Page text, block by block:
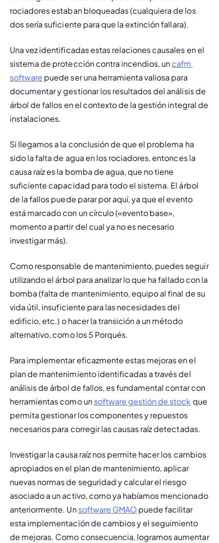
rociadores estaban bloqueadas (cualquiera de los
dos sería suficiente para que la extinción fallara).
Una vez identificadas estas relaciones causales en el
sistema de protección contra incendios, un cafm
software puede ser una herramienta valiosa para
documentar y gestionar los resultados del análisis de
árbol de fallos en el contexto de la gestión integral de
instalaciones.
Si llegamos a la conclusión de que el problema ha
sido la falta de agua en los rociadores, entonces la
causa raíz es la bomba de agua, que no tiene
suficiente capacidad para todo el sistema. El árbol
de la fallos puede parar por aquí, ya que el evento
está marcado con un círculo («evento base»,
momento a partir del cual ya no es necesario
investigar más).
Como responsable de mantenimiento, puedes seguir
utilizando el árbol para analizar lo que ha fallado con la
bomba (falta de mantenimiento, equipo al final de su
vida útil, insuficiente para las necesidades del
edificio, etc.) o hacer la transición a un método
alternativo, como los 5 Porqués.
Para implementar eficazmente estas mejoras en el
plan de mantenimiento identificadas a través del
análisis de árbol de fallos, es fundamental contar con
herramientas como un software gestión de stock que
permita gestionar los componentes y repuestos
necesarios para corregir las causas raíz detectadas.
Investigar la causa raíz nos permite hacer los cambios
apropiados en el plan de mantenimiento, aplicar
nuevas normas de seguridad y calcular el riesgo
asociado a un activo, como ya habíamos mencionado
anteriormente. Un software GMAO puede facilitar
esta implementación de cambios y el seguimiento
de mejoras. Como consecuencia, logramos aumentar